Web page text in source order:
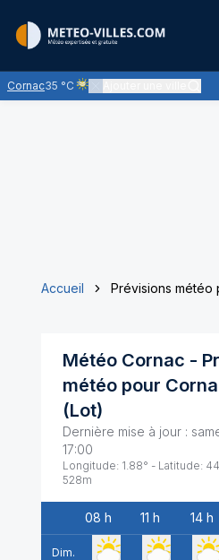
Cornac35 °C
Ciel voilé par des nuages
Accueil Prévisions météo
Météo Cornac -
météo pour
(Lot)
Dernière mise à jour :
17:00
Longitude: 1.88° - Latitude:
528m
Date
08 h 11 h 14 h
Dim.